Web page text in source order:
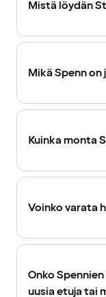
Mistä löydän
Mikä Spenn
Kuinka monta
Voinko varata
Onko
uusia etuja tai